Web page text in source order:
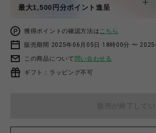
最大1,500円分ポイント進呈
獲得ポイントの確認方法はこちら
販売期間 2025年06月05日 18時00分 〜
この商品について 問い合わせる
ギフト：ラッピング不可